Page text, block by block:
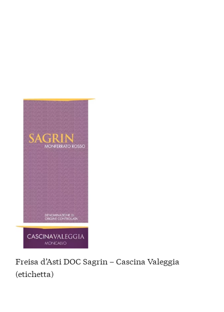
Freisa d’Asti DOC Sagrin – Cascina Valeggia
(etichetta)